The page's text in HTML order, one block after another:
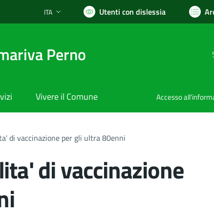
Lingua attiva:
ITA Utenti con dislessia
Perno
Vivere il Comune Accesso
di vaccinazione per gli ultra 80enni
di vaccinazione